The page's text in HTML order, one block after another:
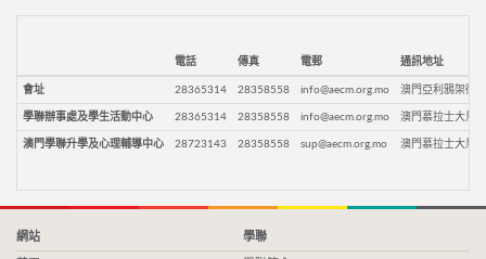
電話 傳真 電郵 通訊地址
會址 28365314 28358558 info@aecm.org.mo 澳門亞利鴉架街9
學聯辦事處及學生活動中心 28365314 28358558 info@aecm.org.mo 澳門慕拉士大馬
澳門學聯升學及心理輔導中心 28723143 28358558 sup@aecm.org.mo 澳門慕拉士大馬
網站 學聯